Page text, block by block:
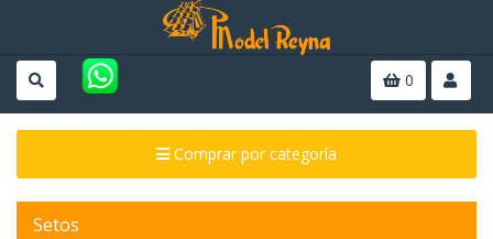
0
Comprar por categoría
Setos